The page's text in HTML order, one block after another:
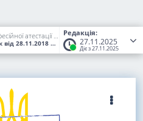
Редакція:
27.11.2025
Діє з 27.11.2025
Деякі питання професійної атестації за професією "менеджер (управитель) житлового будинку (групи будинків)"
від 28.11.2018 № 1010 (Статус:Чинний)